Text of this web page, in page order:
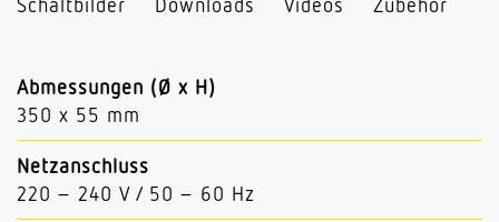
Abmessungen (Ø x H)
350 x 55 mm
Netzanschluss
220 – 240 V / 50 – 60 Hz